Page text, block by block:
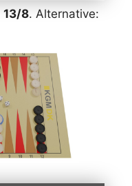
13/8. Alternative: